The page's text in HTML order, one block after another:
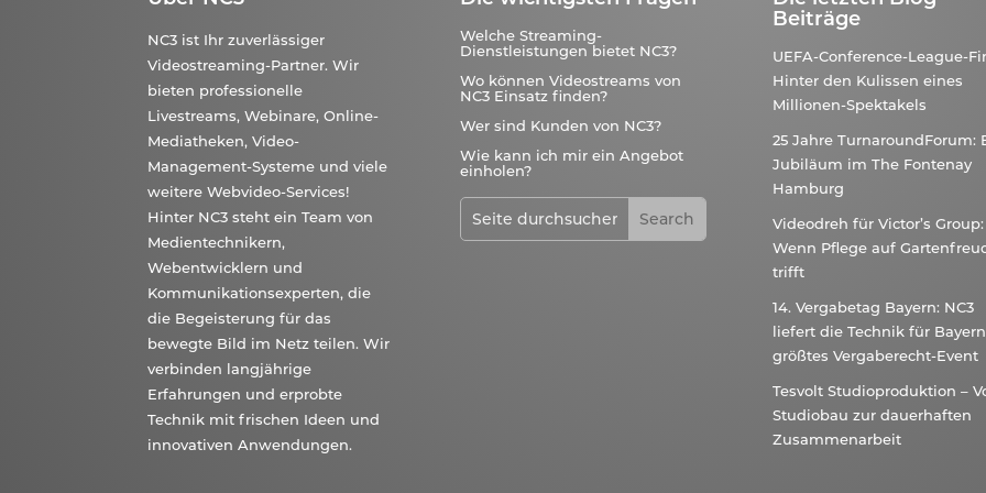
NC3 ist Ihr zuverlässiger
Videostreaming-Partner. Wir
bieten professionelle
Livestreams, Webinare, Online-
Mediatheken, Video-
Management-Systeme und viele
weitere Webvideo-Services!
Hinter NC3 steht ein Team von
Medientechnikern,
Webentwicklern und
Kommunikationsexperten, die
die Begeisterung für das
bewegte Bild im Netz teilen. Wir
verbinden langjährige
Erfahrungen und erprobte
Technik mit frischen Ideen und
innovativen Anwendungen.
Welche Streaming-
Dienstleistungen bietet NC3?
Wo können Videostreams von
NC3 Einsatz finden?
Wer sind Kunden von NC3?
Wie kann ich mir ein Angebot
einholen?
Beiträge
UEFA-Conference-League-
Hinter den Kulissen eines
Millionen-Spektakels
25 Jahre TurnaroundForum:
Jubiläum im The Fontenay
Hamburg
Videodreh für Victor’s Group:
Wenn Pflege auf
trifft
14. Vergabetag Bayern: NC3
liefert die Technik für
größtes Vergaberecht-Event
Tesvolt Studioproduktion –
Studiobau zur dauerhaften
Zusammenarbeit